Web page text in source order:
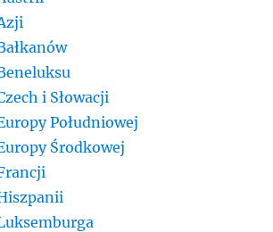
i Słowacji
Południowej
Środkowej